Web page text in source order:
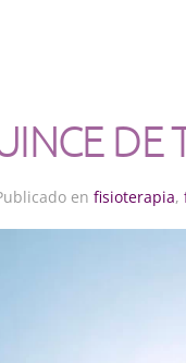
en fisioterapia,